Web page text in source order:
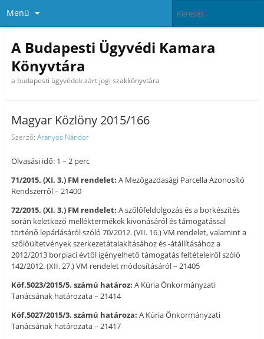
Menü
A Budapesti Ügyvédi Kamara
Könyvtára
a budapesti ügyvédek zárt jogi szakkönyvtára
Magyar Közlöny 2015/166
Szerző: Aranyos Nándor
Olvasási idő: 1 – 2 perc
71/2015. (XI. 3.) FM rendelet: A Mezőgazdasági Parcella Azonosító
Rendszerről – 21400
72/2015. (XI. 3.) FM rendelet: A szőlőfeldolgozás és a borkészítés
során keletkező melléktermékek kivonásáról és támogatással
történő lepárlásáról szóló 70/2012. (VII. 16.) VM rendelet, valamint a
szőlőültetvények szerkezetátalakításához és -átállításához a
2012/2013 borpiaci évtől igényelhető támogatás feltételeiről szóló
142/2012. (XII. 27.) VM rendelet módosításáról – 21405
Köf.5023/2015/5. számú határoz: A Kúria Önkormányzati
Tanácsának határozata – 21414
Köf.5027/2015/3. számú határoza: A Kúria Önkormányzati
Tanácsának határozata – 21417